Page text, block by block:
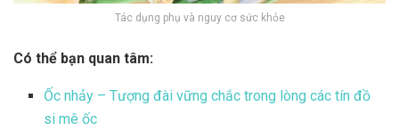
Tác dụng phụ và nguy cơ sức khỏe
Có thể bạn quan tâm:
Ốc nhảy – Tượng đài vững chắc trong lòng các tín đồ
si mê ốc